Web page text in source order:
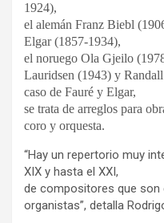
1924),
el alemán Franz Biebl
Elgar (1857-1934),
el noruego Ola Gjeilo
Lauridsen (1943) y
caso de Fauré y Elgar,
se trata de arreglos para
coro y orquesta.
“Hay un repertorio muy
XIX y hasta el XXI,
de compositores que
organistas”, detalla